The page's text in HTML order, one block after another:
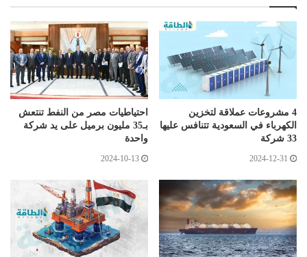
4 مشروعات عملاقة لتخزين
الكهرباء في السعودية تتنافس عليها
33 شركة
2024-12-31
احتياطيات مصر من النفط تنتعش
بـ35 مليون برميل على يد شركة
واحدة
2024-10-13